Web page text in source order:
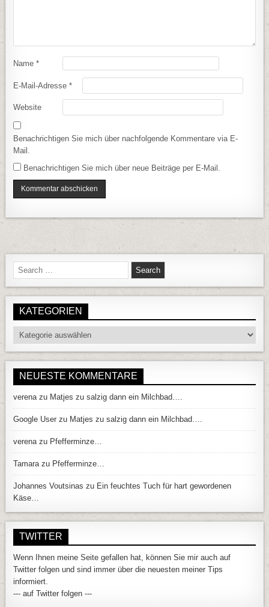
Name*
E-Mail-Adresse*
Website
Benachrichtigen Sie mich über nachfolgende Kommentare via E-
Mail.
Benachrichtigen Sie mich über neue Beiträge per E-Mail.
Search for:
KATEGORIEN
Kategorien
NEUESTE KOMMENTARE
verenazu Matjes zu salzig dann ein Milchbad….
Google User zu Matjes zu salzig dann ein Milchbad….
verenazu Pfefferminze…
Tamarazu Pfefferminze…
Johannes Voutsinas zu Ein feuchtes Tuch für hart gewordenen
Käse…
TWITTER
Wenn Ihnen meine Seite gefallen hat, können Sie mir auch auf
Twitter folgen und sind immer über die neuesten meiner Tips
informiert.
--- auf Twitter folgen ---